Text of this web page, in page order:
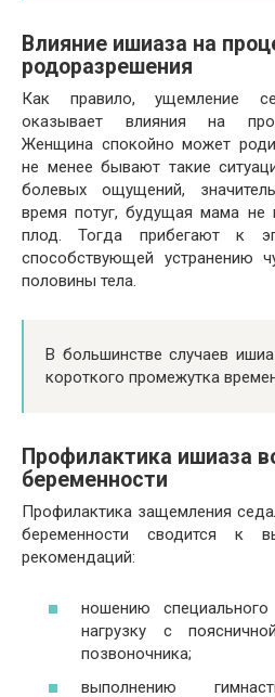
Влияние ишиаза на
родоразрешения
Как правило, ущемление
оказывает влияния на
Женщина спокойно может
не менее бывают такие
болевых ощущений,
время потуг, будущая мама не
плод. Тогда прибегают к
способствующей устранению
половины тела.
В большинстве случаев
короткого промежутка
Профилактика ишиаза
беременности
Профилактика защемления
беременности сводится к
рекомендаций:
ношению
нагрузку с
позвоночника;
выполнению